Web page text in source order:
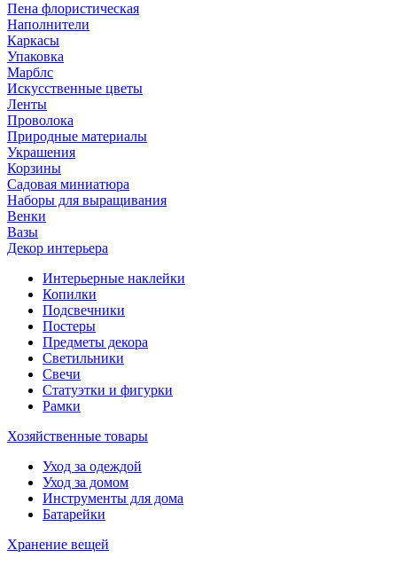
Пена флористическая
Наполнители
Каркасы
Упаковка
Марблс
Искусственные цветы
Ленты
Проволока
Природные материалы
Украшения
Корзины
Садовая миниатюра
Наборы для выращивания
Венки
Вазы
Декор интерьера
Интерьерные наклейки
Копилки
Подсвечники
Постеры
Предметы декора
Светильники
Свечи
Статуэтки и фигурки
Рамки
Хозяйственные товары
Уход за одеждой
Уход за домом
Инструменты для дома
Батарейки
Хранение вещей